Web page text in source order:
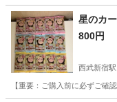
星のカ
800円
西武新宿駅
【重要：ご購入前に必ずご